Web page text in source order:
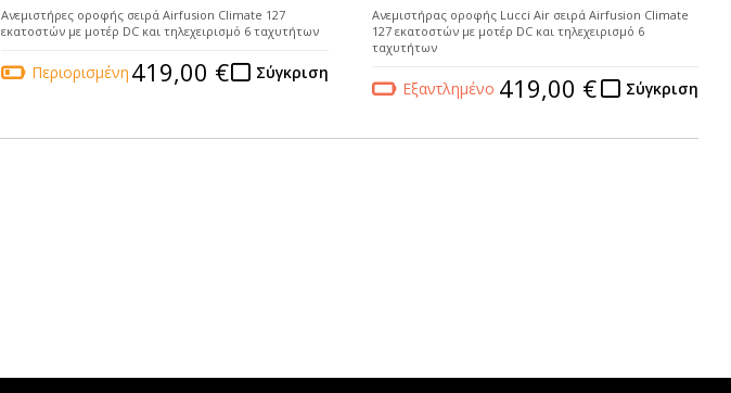
Ανεμιστήρες οροφής σειρά Airfusion Climate 127
εκατοστών με μοτέρ DC και τηλεχειρισμό 6 ταχυτήτων
Περιορισμένη Σύγκριση
419,00 €
Ανεμιστήρας οροφής Lucci Air σειρά Airfusion Climate
127 εκατοστών με μοτέρ DC και τηλεχειρισμό 6
ταχυτήτων
Εξαντλημένο Σύγκριση
419,00 €